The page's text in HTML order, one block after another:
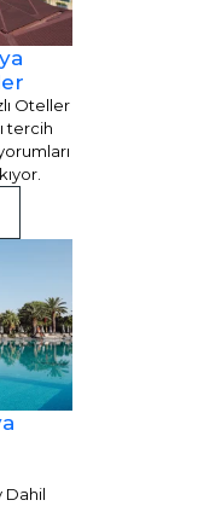
Oteller
tercih
Dahil